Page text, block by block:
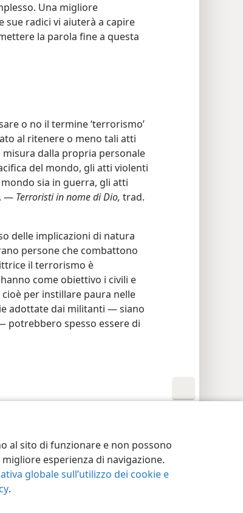
al sito di funzionare e non possono
esperienza di navigazione.
globale sull’utilizzo dei cookie e
.
Una migliore
sue radici vi aiuterà a capire
la parola fine a questa
o no il termine ‘terrorismo’
al ritenere o meno tali atti
misura dalla propria personale
del mondo, gli atti violenti
sia in guerra, gli atti
— Terroristi in nome di Dio, trad.
delle implicazioni di natura
persone che combattono
il terrorismo è
come obiettivo i civili e
per instillare paura nelle
adottate dai militanti — siano
potrebbero spesso essere di